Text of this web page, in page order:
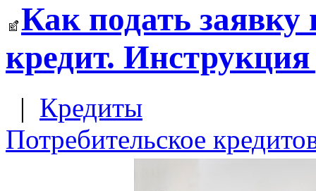
Как подать заявку
кредит.
| Кредиты
Потребительское